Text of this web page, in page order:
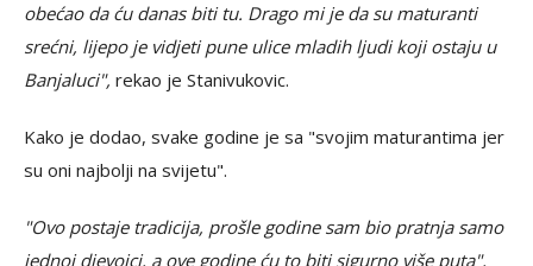
obećao da ću danas biti tu. Drago mi je da su maturanti
srećni, lijepo je vidjeti pune ulice mladih ljudi koji ostaju u
Banjaluci", rekao je Stanivukovic.
Kako je dodao, svake godine je sa "svojim maturantima jer
su oni najbolji na svijetu".
"Ovo postaje tradicija, prošle godine sam bio pratnja samo
jednoj djevojci, a ove godine ću to biti sigurno više puta",